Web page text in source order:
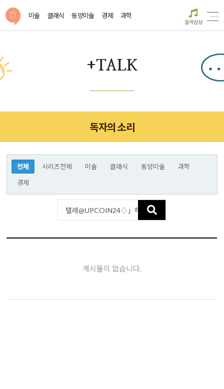
미술 클래식 동양미술 경제 과학
음악감상
+TALK
독자의 소리
전체 시리즈전체 미술 클래식 동양미술
과학
경제
게시물이 없습니다.